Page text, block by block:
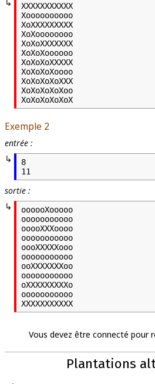
XXXXXXXXXXX
Xoooooooooo
XoXXXXXXXXX
XoXoooooooo
XoXoXXXXXXX
XoXoXoooooo
XoXoXoXXXXX
XoXoXoXoooo
XoXoXoXoXXX
XoXoXoXoXoo
XoXoXoXoXoX
Exemple 2
entrée :
8
11
sortie :
oooooXooooo
ooooooooooo
ooooXXXoooo
ooooooooooo
oooXXXXXooo
ooooooooooo
ooXXXXXXXoo
ooooooooooo
oXXXXXXXXXo
ooooooooooo
XXXXXXXXXXX
Vous devez être connecté pour
Plantations